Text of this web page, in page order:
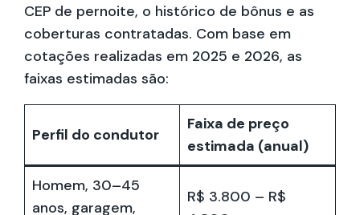
CEP de pernoite, o histórico de bônus e as
coberturas contratadas. Com base em
cotações realizadas em 2025 e 2026, as
faixas estimadas são:
Perfil do condutor
Faixa de preço
estimada (anual)
Homem, 30–45
anos, garagem,
R$ 3.800 – R$